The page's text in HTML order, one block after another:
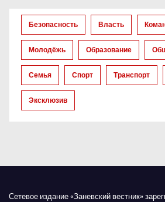
а
п
и
с
я
Безопасность Власть
Молодёжь Образование
Семья Спорт Транспорт
Эксклюзив
Сетевое издание «Заневский вестник»